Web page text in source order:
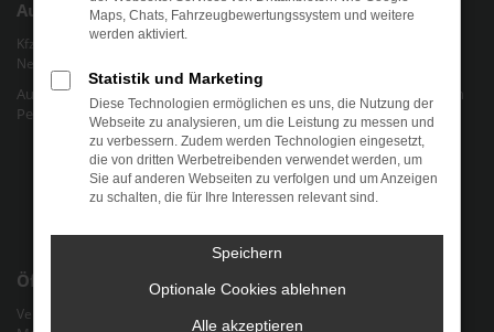
Autohaus Chris Friedel
Kfz-Werkstatt für gängige Marken und Modelle | Verkauf von EU-
Neuwagen und jungen Gebrauchtwagen.
Autohaus Chris Friedel - Ihr Autohaus für alle Marken und Modelle in
Pegau Raum Halle-Leipzig an der Bundesstraße 2 in Sachsen
Datenschutz
Cookie-Einstellungen
Impressum
Öffnungszeiten
Verkauf & Verwaltung:
Maps, Chats, Fahrzeugbewertungssystem und weitere
werden aktiviert.
Statistik und Marketing
Diese Technologien ermöglichen es uns, die Nutzung der
Webseite zu analysieren, um die Leistung zu messen und
zu verbessern. Zudem werden Technologien eingesetzt,
die von dritten Werbetreibenden verwendet werden, um
Sie auf anderen Webseiten zu verfolgen und um Anzeigen
zu schalten, die für Ihre Interessen relevant sind.
Speichern
Optionale Cookies ablehnen
Alle akzeptieren